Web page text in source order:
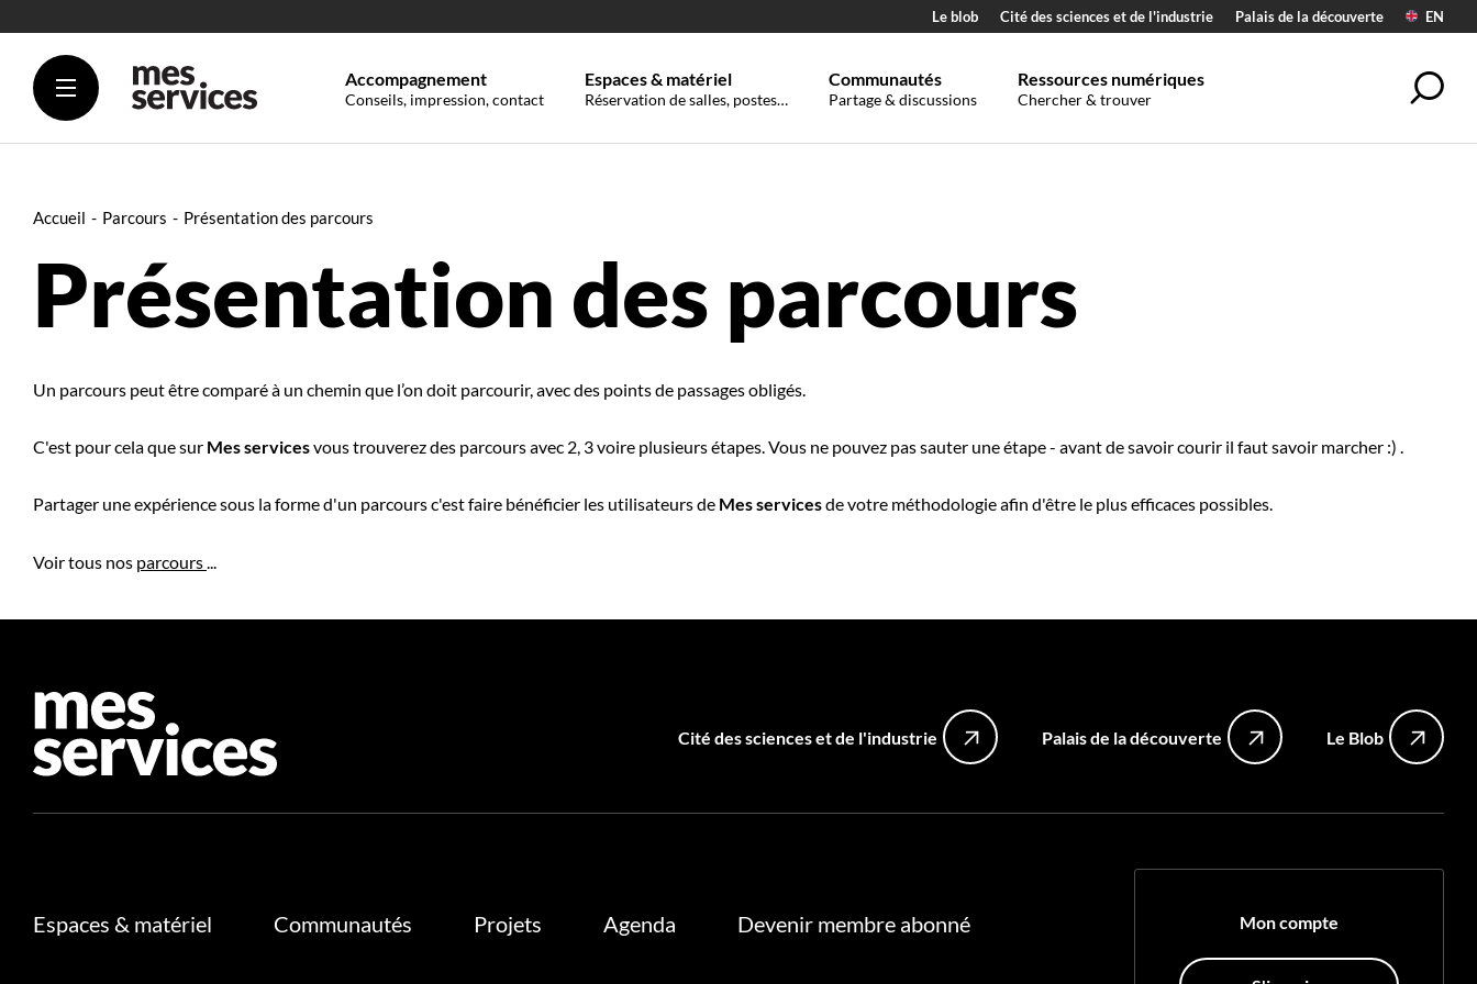
Le blob Cité des sciences et de l'industrie Palais de la découverte EN
Accompagnement
Conseils, impression, contact
Espaces & matériel
Réservation de salles, postes…
Communautés
Partage & discussions
Ressources numériques
Chercher & trouver
Accueil Parcours Présentation des parcours
Présentation des parcours
Un parcours peut être comparé à un chemin que l’on doit parcourir, avec des points de passages obligés.
C'est pour cela que sur Mes servicesvous trouverez des parcours avec 2, 3 voire plusieurs étapes. Vous ne pouvez pas sauter une étape - avant de savoir courir il faut savoir marcher :) .
Partager une expérience sous la forme d'un parcours c'est faire bénéficier les utilisateurs de Mes servicesde votre méthodologie afin d'être le plus efficaces possibles.
Voir tous nos parcours
Cité des sciences et de l'industrie Palais de la découverte Le Blob
Mon compte
Espaces & matériel Communautés Projets Agenda Devenir membre abonné